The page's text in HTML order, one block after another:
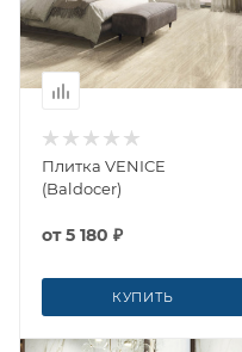
Плитка VENICE
(Baldocer)
от5 180 ₽
КУПИТЬ